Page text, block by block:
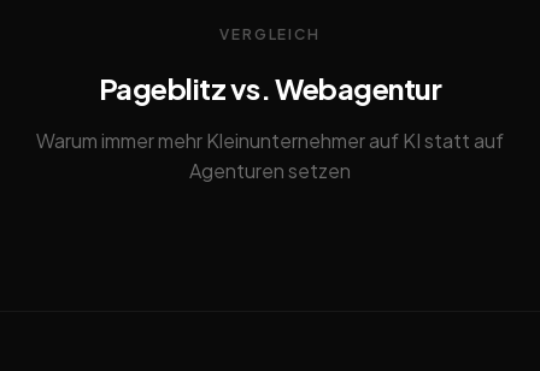
VERGLEICH
Pageblitz vs. Webagentur
Warum immer mehr Kleinunternehmer auf KI statt auf
Agenturen setzen